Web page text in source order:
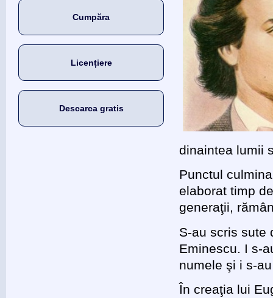
Cumpăra
Licențiere
Descarca gratis
dinaintea lumii
Punctul
elaborat timp
generaţii,
S-au scris sute
Eminescu. I s-
numele şi i s-
În creaţia lui